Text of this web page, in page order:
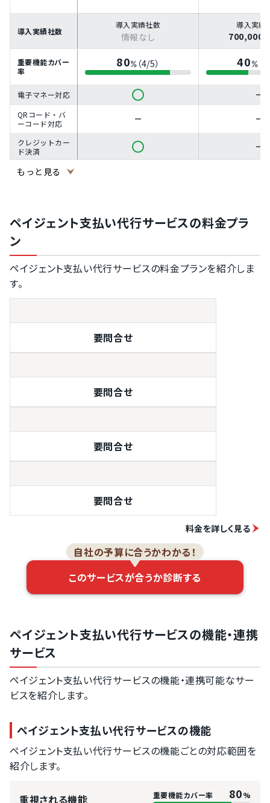
導入実績社数
導入実績社数
情報なし
導入実績
700,000
重要機能カバー
率
80% （4/5） 40%（
電子マネー対応
QRコード・バ
ーコード対応
クレジットカー
ド決済
口座振替対応
もっと見る
ペイジェント支払い代行サービスの料金プラ
ン
ペイジェント支払い代行サービスの料金プランを紹介しま
す。
要問合せ
要問合せ
要問合せ
要問合せ
料金を詳しく見る
自社の予算に合うかわかる！
このサービスが合うか診断する
ペイジェント支払い代行サービスの機能・連携
サービス
ペイジェント支払い代行サービスの機能・連携可能なサー
ビスを紹介します。
ペイジェント支払い代行サービスの機能
ペイジェント支払い代行サービスの機能ごとの対応範囲を
紹介します。
重視される機能 重要機能カバー率 80%